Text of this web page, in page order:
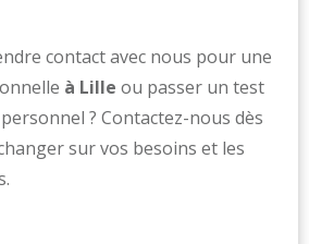
contact avec nous pour une
à Lille ou passer un test
? Contactez-nous dès
sur vos besoins et les